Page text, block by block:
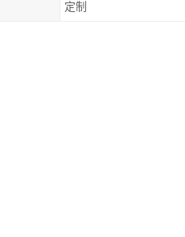
定制